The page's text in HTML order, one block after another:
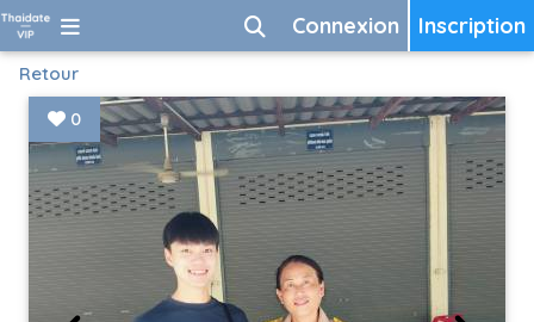
Inscription
Connexion
Retour
0